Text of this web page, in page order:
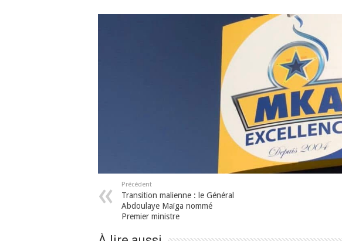
Précédent
Transition malienne : le Général
Abdoulaye Maïga nommé
Premier ministre